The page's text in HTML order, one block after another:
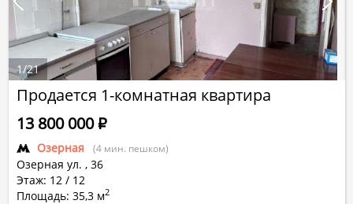
Продается 1-комнатная квартира
Озерная (4 мин. пешком)
Озерная ул. , 36
Этаж: 12 / 12
Площадь: 35,3 м2
13 800 000Р
1/21